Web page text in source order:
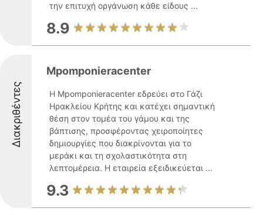
την επιτυχή οργάνωση κάθε είδους ...
8.9
Διακριθέντες
Mpomponieracenter
Η Mpomponieracenter εδρεύει στο Γάζι
Ηρακλείου Κρήτης και κατέχει σημαντική
θέση στον τομέα του γάμου και της
βάπτισης, προσφέροντας χειροποίητες
δημιουργίες που διακρίνονται για το
μεράκι και τη σχολαστικότητα στη
λεπτομέρεια. Η εταιρεία εξειδικεύεται ...
9.3